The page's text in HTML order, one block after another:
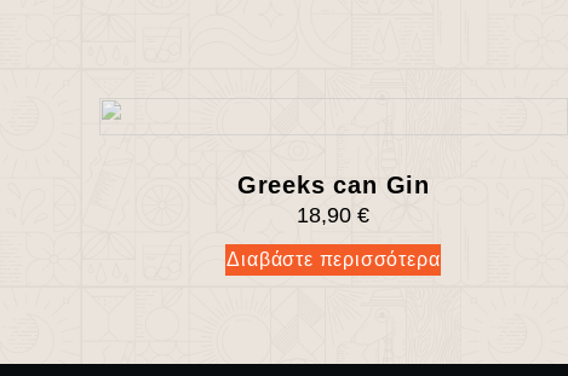
Greeks can Gin
18,90€
Διαβάστε περισσότερα